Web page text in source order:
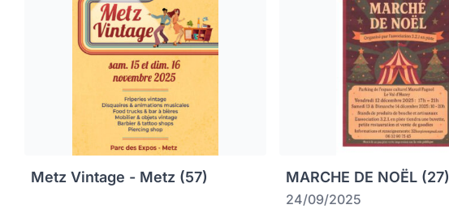
Metz Vintage - Metz (57) MARCHE DE NOËL (27)
24/09/2025